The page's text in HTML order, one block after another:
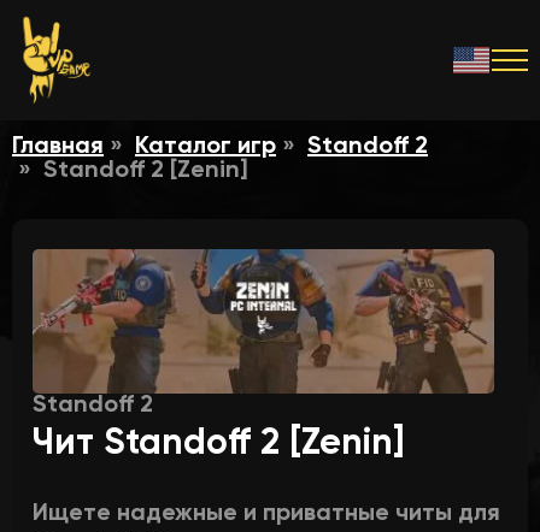
Главная Каталог игр
Standoff 2
Standoff 2 [Zenin]
Standoff 2
Чит Standoff 2 [Zenin]
Ищете надежные и приватные читы для